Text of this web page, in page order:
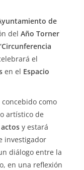
de
del Año Torner
‘Circunferencia
el
en el Espacio
concebido como
artístico de
y estará
investigador
diálogo entre la
en una reflexión